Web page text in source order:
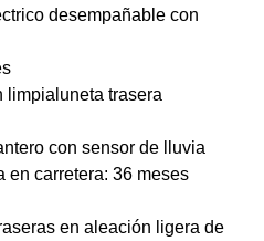
desempañable con
limpialuneta trasera
con sensor de lluvia
en carretera: 36 meses
en aleación ligera de